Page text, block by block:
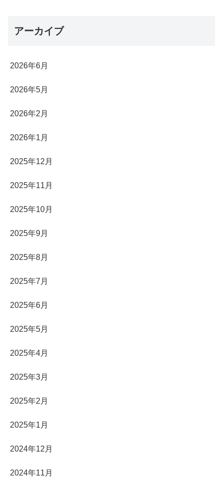
アーカイブ
2026年6月
2026年5月
2026年2月
2026年1月
2025年12月
2025年11月
2025年10月
2025年9月
2025年8月
2025年7月
2025年6月
2025年5月
2025年4月
2025年3月
2025年2月
2025年1月
2024年12月
2024年11月